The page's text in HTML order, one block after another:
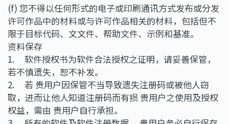
(f) 您不得以任何形式的电子或印刷通讯方式发布或分发
许可作品中的材料或与许可作品相关的材料，包括但不
限于目标代码、文文件、帮助文件、示例和基准。
资料保存
1. 软件授权书为软件合法授权之证明，请妥善保管，
若不慎遗失，恕不补发。
2. 若 贵用户因保管不当导致遗失注册码或被他人窃
取，进而让他人知道注册码而有损 贵用户之使用及授权
权益，需由 贵用户自行承担。